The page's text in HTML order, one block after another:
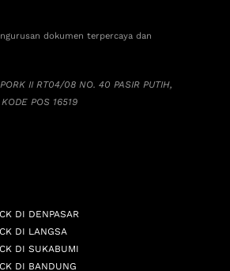
dokumen terpercaya dan
II RT04/08 NO. 40 PASIR PUTIH,
POS 16519
DI DENPASAR
DI LANGSA
DI SUKABUMI
DI BANDUNG